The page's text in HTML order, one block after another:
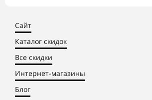
Сайт
Каталог скидок
Все скидки
Интернет-магазины
Блог